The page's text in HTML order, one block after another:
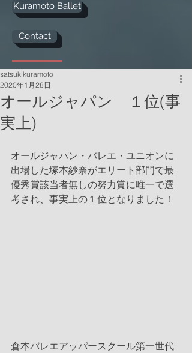
Kuramoto Ballet
Contact
オールジャパン １位(事
実上)
satsukikuramoto
2020年1月28日
オールジャパン・バレエ・ユニオンに
出場した塚本紗奈がエリート部門で最
優秀賞該当者無しの努力賞に唯一で選
考され、事実上の１位となりました！
倉本バレエアッパースクール第一世代